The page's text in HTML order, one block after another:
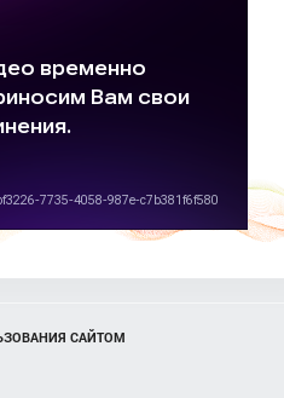
САЙТОМ